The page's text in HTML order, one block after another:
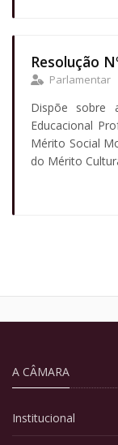
Resolução
Parlamentar
Dispõe sobre
Educacional
Mérito Social
do Mérito
A CÂMARA
Institucional